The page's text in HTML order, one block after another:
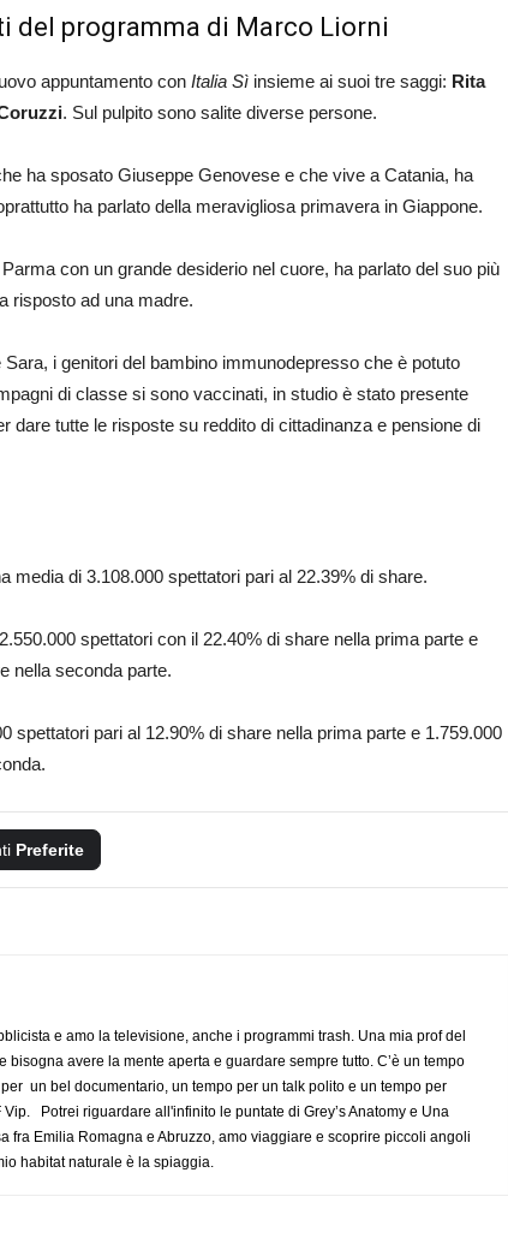
del programma di Marco Liorni
appuntamento con Italia Sì insieme ai suoi tre saggi: Rita
. Sul pulpito sono salite diverse persone.
ha sposato Giuseppe Genovese e che vive a Catania, ha
ha parlato della meravigliosa primavera in Giappone.
con un grande desiderio nel cuore, ha parlato del suo più
risposto ad una madre.
i genitori del bambino immunodepresso che è potuto
di classe si sono vaccinati, in studio è stato presente
dare tutte le risposte su reddito di cittadinanza e pensione di
media di 3.108.000 spettatori pari al 22.39% di share.
spettatori con il 22.40% di share nella prima parte e
nella seconda parte.
spettatori pari al 12.90% di share nella prima parte e 1.759.000
Preferite
e amo la televisione, anche i programmi trash. Una mia prof del
bisogna avere la mente aperta e guardare sempre tutto. C’è un tempo
un bel documentario, un tempo per un talk polito e un tempo per
Vip. Potrei riguardare all'infinito le puntate di Grey’s Anatomy e Una
fra Emilia Romagna e Abruzzo, amo viaggiare e scoprire piccoli angoli
habitat naturale è la spiaggia.